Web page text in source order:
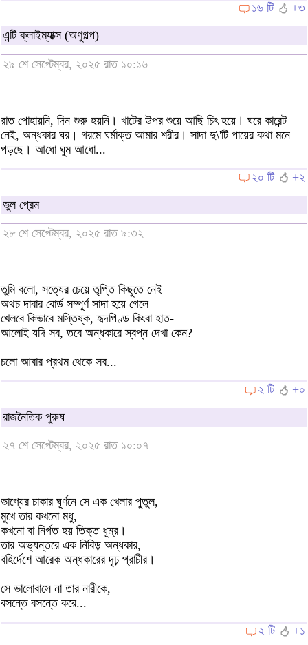
১৬ টি
+৩
এন্টি ক্লাইম্যাক্স (অণুগল্প)
২৯ শে সেপ্টেম্বর, ২০২৫ রাত ১০:১৬
রাত পোহায়নি, দিন শুরু হয়নি। খাটের উপর শুয়ে আছি চিৎ হয়ে। ঘরে কারেন্ট
নেই, অন্ধকার ঘর। গরমে ঘর্মাক্ত আমার শরীর। সাদা দু\'টি পায়ের কথা মনে
পড়ছে। আধো ঘুম আধো...
২০ টি
+২
ভুল প্রেম
২৮ শে সেপ্টেম্বর, ২০২৫ রাত ৯:৩২
তুমি বলো, সত্যের চেয়ে তৃপ্তি কিছুতে নেই
অথচ দাবার বোর্ড সম্পূর্ণ সাদা হয়ে গেলে
খেলবে কিভাবে মস্তিষ্ক, হৃদপিণ্ড কিংবা হাত-
আলোই যদি সব, তবে অন্ধকারে স্বপ্ন দেখা কেন?
চলো আবার প্রথম থেকে সব...
২ টি
+০
রাজনৈতিক পুরুষ
২৭ শে সেপ্টেম্বর, ২০২৫ রাত ১০:০৭
ভাগ্যের চাকার ঘূর্ণনে সে এক খেলার পুতুল,
মুখে তার কখনো মধু,
কখনো বা নির্গত হয় তিক্ত ধূম্র।
তার অভ্যন্তরে এক নিবিড় অন্ধকার,
বহির্দেশে আরেক অন্ধকারের দৃঢ় প্রাচীর।
সে ভালোবাসে না তার নারীকে,
বসন্তে বসন্তে করে...
২ টি
+১